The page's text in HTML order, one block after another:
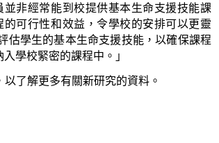
非經常能到校提供基本生命支援技能課
可行性和效益，令學校的安排可以更靈
估學生的基本生命支援技能，以確保課程
學校緊密的課程中。」
以了解更多有關新研究的資料。